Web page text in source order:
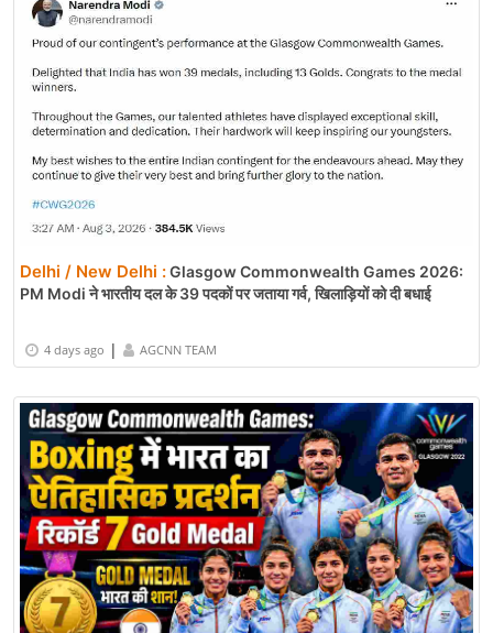
Delhi / New Delhi :Glasgow Commonwealth Games 2026:
PM Modi ने भारतीय दल के 39 पदकों पर जताया गर्व, खिलाड़ियों को दी बधाई
4 days ago | AGCNN TEAM